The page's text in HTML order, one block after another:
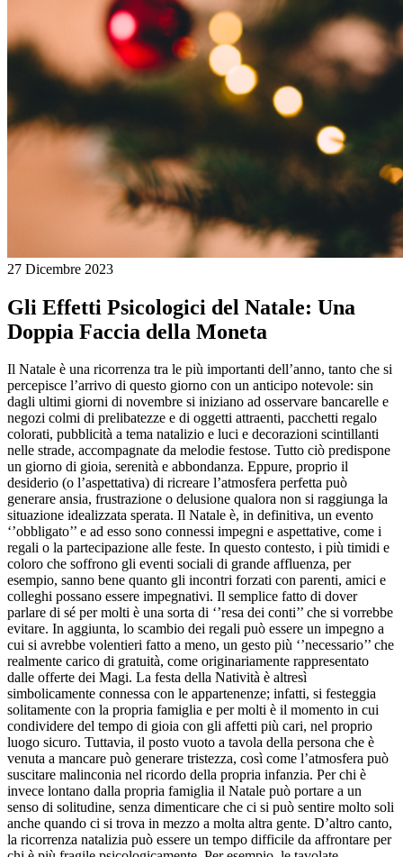
27 Dicembre 2023
Gli Effetti Psicologici del Natale: Una
Doppia Faccia della Moneta
Il Natale è una ricorrenza tra le più importanti dell’anno, tanto che si
percepisce l’arrivo di questo giorno con un anticipo notevole: sin
dagli ultimi giorni di novembre si iniziano ad osservare bancarelle e
negozi colmi di prelibatezze e di oggetti attraenti, pacchetti regalo
colorati, pubblicità a tema natalizio e luci e decorazioni scintillanti
nelle strade, accompagnate da melodie festose. Tutto ciò predispone
un giorno di gioia, serenità e abbondanza. Eppure, proprio il
desiderio (o l’aspettativa) di ricreare l’atmosfera perfetta può
generare ansia, frustrazione o delusione qualora non si raggiunga la
situazione idealizzata sperata. Il Natale è, in definitiva, un evento
‘’obbligato’’ e ad esso sono connessi impegni e aspettative, come i
regali o la partecipazione alle feste. In questo contesto, i più timidi e
coloro che soffrono gli eventi sociali di grande affluenza, per
esempio, sanno bene quanto gli incontri forzati con parenti, amici e
colleghi possano essere impegnativi. Il semplice fatto di dover
parlare di sé per molti è una sorta di ‘’resa dei conti’’ che si vorrebbe
evitare. In aggiunta, lo scambio dei regali può essere un impegno a
cui si avrebbe volentieri fatto a meno, un gesto più ‘’necessario’’ che
realmente carico di gratuità, come originariamente rappresentato
dalle offerte dei Magi. La festa della Natività è altresì
simbolicamente connessa con le appartenenze; infatti, si festeggia
solitamente con la propria famiglia e per molti è il momento in cui
condividere del tempo di gioia con gli affetti più cari, nel proprio
luogo sicuro. Tuttavia, il posto vuoto a tavola della persona che è
venuta a mancare può generare tristezza, così come l’atmosfera può
suscitare malinconia nel ricordo della propria infanzia. Per chi è
invece lontano dalla propria famiglia il Natale può portare a un
senso di solitudine, senza dimenticare che ci si può sentire molto soli
anche quando ci si trova in mezzo a molta altra gente. D’altro canto,
la ricorrenza natalizia può essere un tempo difficile da affrontare per